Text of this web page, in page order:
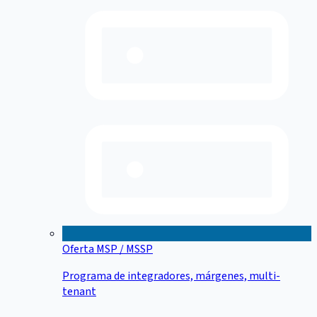
Oferta MSP / MSSP
Programa de integradores, márgenes, multi-
tenant